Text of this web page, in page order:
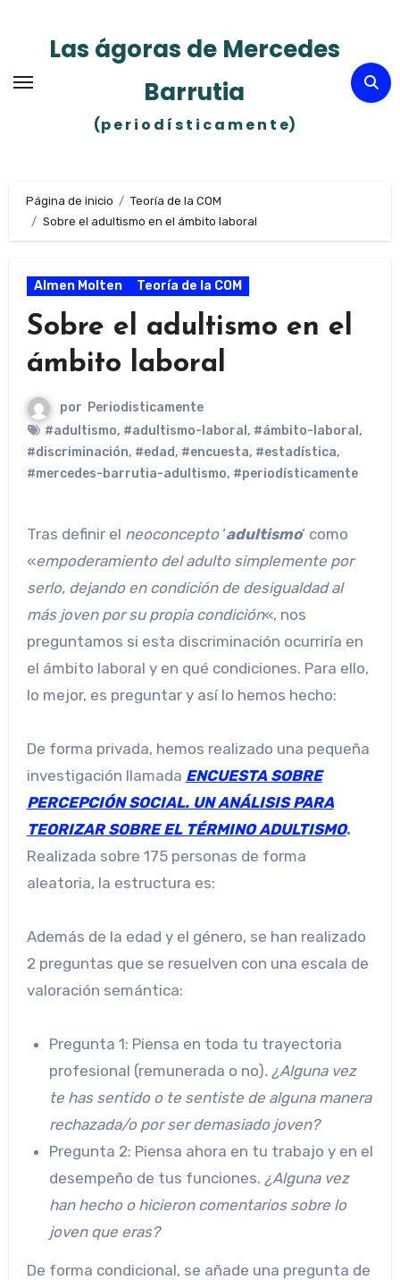
contenidoLas ágoras de Mercedes
Barrutia
(p e r i o d í s t i c a m e n t e)
Página de inicio
Teoría de la COM
Sobre el adultismo en el ámbito laboral
Almen Molten Teoría de la COM
Sobre el adultismo en el
ámbito laboral
por Periodisticamente
#adultismo, #adultismo-laboral , #ámbito-laboral ,
#discriminación, #edad, #encuesta, #estadística,
#mercedes-barrutia-adultismo, #periodísticamente
Tras definir el neoconcepto‘adultismo‘ como
«empoderamiento del adulto simplemente por
serlo, dejando en condición de desigualdad al
más joven por su propia condición«, nos
preguntamos si esta discriminación ocurriría en
el ámbito laboral y en qué condiciones. Para ello,
lo mejor, es preguntar y así lo hemos hecho:
De forma privada, hemos realizado una pequeña
investigación llamada ENCUESTA SOBRE
PERCEPCIÓN SOCIAL. UN ANÁLISIS PARA
TEORIZAR SOBRE EL TÉRMINO ADULTISMO.
Realizada sobre 175 personas de forma
aleatoria, la estructura es:
Además de la edad y el género, se han realizado
2 preguntas que se resuelven con una escala de
valoración semántica:
Pregunta 1: Piensa en toda tu trayectoria
profesional (remunerada o no). ¿Alguna vez
te has sentido o te sentiste de alguna manera
rechazada/o por ser demasiado joven?
Pregunta 2: Piensa ahora en tu trabajo y en el
desempeño de tus funciones.¿Alguna vez
han hecho o hicieron comentarios sobre lo
joven que eras?
De forma condicional, se añade una pregunta de